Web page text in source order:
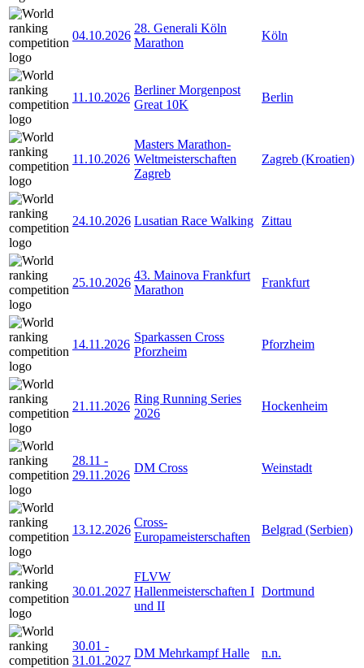
04.10.2026
28. Generali Köln
Marathon
Köln
11.10.2026
Berliner Morgenpost
Great 10K
Berlin
11.10.2026
Masters Marathon-
Weltmeisterschaften
Zagreb
Zagreb (Kroatien)
24.10.2026 Lusatian Race Walking Zittau
25.10.2026
43. Mainova Frankfurt
Marathon
Frankfurt
14.11.2026
Sparkassen Cross
Pforzheim
Pforzheim
21.11.2026
Ring Running Series
2026
Hockenheim
28.11 -
29.11.2026
DM Cross Weinstadt
13.12.2026
Cross-
Europameisterschaften
Belgrad (Serbien)
30.01.2027
FLVW
Hallenmeisterschaften I
und II
Dortmund
30.01 -
31.01.2027
DM Mehrkampf Halle n.n.